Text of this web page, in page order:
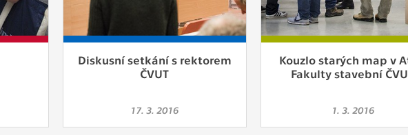
Diskusní setkání s rektorem
ČVUT
17. 3. 2016
Kouzlo starých map v
Fakulty stavební
1. 3. 2016